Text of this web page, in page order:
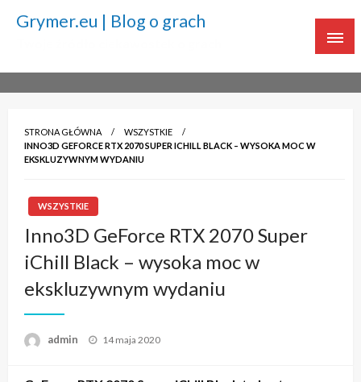
Grymer.eu | Blog o grach
STRONA GŁÓWNA
WSZYSTKIE
INNO3D GEFORCE RTX 2070 SUPER ICHILL BLACK – WYSOKA MOC W
EKSKLUZYWNYM WYDANIU
WSZYSTKIE
Inno3D GeForce RTX 2070 Super
iChill Black – wysoka moc w
ekskluzywnym wydaniu
admin Napisano
14 maja 2020